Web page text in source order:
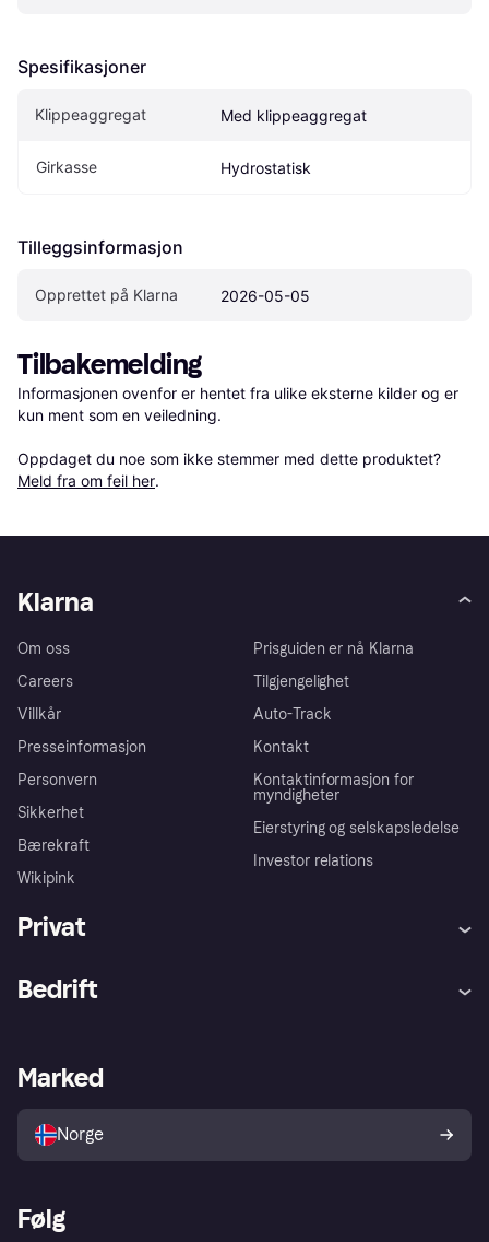
Spesifikasjoner
Klippeaggregat Med klippeaggregat
Girkasse Hydrostatisk
Tilleggsinformasjon
Opprettet på Klarna 2026-05-05
Tilbakemelding
Informasjonen ovenfor er hentet fra ulike eksterne kilder og er
kun ment som en veiledning.
Oppdaget du noe som ikke stemmer med dette produktet?
Meld fra om feil her.
Klarna
Om oss
Careers
Villkår
Presseinformasjon
Personvern
Sikkerhet
Bærekraft
Wikipink
Prisguiden er nå Klarna
Tilgjengelighet
Auto-Track
Kontakt
Kontaktinformasjon for
myndigheter
Eierstyring og selskapsledelse
Investor relations
Privat
Utforsk butikker
Bedrift
Merchant portal
Marked
Norge
Følg